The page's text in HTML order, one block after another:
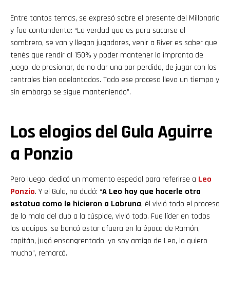
Entre tantos temas, se expresó sobre el presente del Millonario
y fue contundente: “La verdad que es para sacarse el
sombrero, se van y llegan jugadores, venir a River es saber que
tenés que rendir al 150% y poder mantener la impronta de
juego, de presionar, de no dar una por perdida, de jugar con los
centrales bien adelantados. Todo ese proceso lleva un tiempo y
sin embargo se sigue manteniendo”.
Los elogios del Gula Aguirre
a Ponzio
Pero luego, dedicó un momento especial para referirse a Leo
Ponzio. Y el Gula, no dudó: “A Leo hay que hacerle otra
estatua como le hicieron a Labruna, él vivió todo el proceso
de lo malo del club a la cúspide, vivió todo. Fue líder en todos
los equipos, se bancó estar afuera en la época de Ramón,
capitán, jugó ensangrentado, yo soy amigo de Leo, lo quiero
mucho”, remarcó.
Flipboard
Reddit
Pinterest